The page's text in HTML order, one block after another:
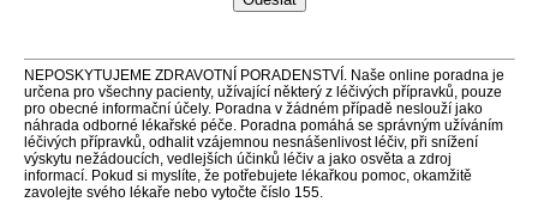
NEPOSKYTUJEME ZDRAVOTNÍ PORADENSTVÍ. Naše online poradna je
určena pro všechny pacienty, užívající některý z léčivých přípravků, pouze
pro obecné informační účely. Poradna v žádném případě neslouží jako
náhrada odborné lékařské péče. Poradna pomáhá se správným užíváním
léčivých přípravků, odhalit vzájemnou nesnášenlivost léčiv, při snížení
výskytu nežádoucích, vedlejších účinků léčiv a jako osvěta a zdroj
informací. Pokud si myslíte, že potřebujete lékařkou pomoc, okamžitě
zavolejte svého lékaře nebo vytočte číslo 155.